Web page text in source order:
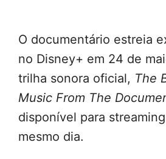
O documentário estreia
no Disney+ em 24 de
trilha sonora oficial, The
Music From The
disponível para
mesmo dia.